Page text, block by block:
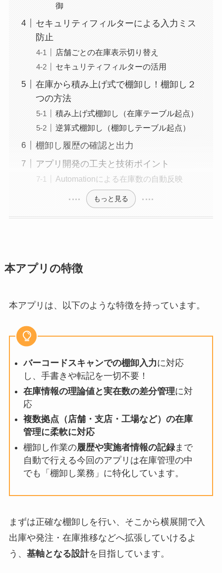
御
セキュリティフィルターによる入力ミス
防止
店舗ごとの在庫表示切り替え
セキュリティフィルターの活用
在庫から積み上げ式で棚卸し！棚卸し２
つの方法
積み上げ式棚卸し（在庫テーブル起点）
逆算式棚卸し（棚卸しテーブル起点）
棚卸し履歴の確認と出力
アプリ開発の工夫と技術ポイント
Automationによる在庫数の自動反映
もっと見る
本アプリの特徴
本アプリは、以下のような特徴を持っています。
バーコードスキャンでの棚卸入力に対応
し、手書きや転記を一切不要！
在庫情報の理論値と実在数の差分管理に対
応
複数拠点（店舗・支店・工場など）の在庫
管理に柔軟に対応
棚卸し作業の履歴や実施者情報の記録まで
自動で行える今回のアプリは在庫管理の中
でも「棚卸し業務」に特化しています。
まずは正確な棚卸しを行い、そこから横展開で入
出庫や発注・在庫推移などへ拡張していけるよ
う、 基軸となる設計を目指しています。